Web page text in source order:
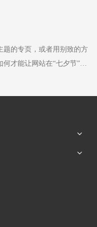
资源或者缺乏高质量的外
优势。它易于发布，易于启
布外链，网站会得到不错
题的专页，或者用别致的方
才能让网站在“七夕节”当
章标题与内容的结合 一个
与文章内容不同。网站建